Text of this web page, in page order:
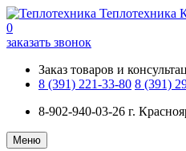
Теплотехника
0
заказать звонок
Заказ товаров и
8 (391) 221-33-80 8 (391)
8-902-940-03-26 г.
Меню